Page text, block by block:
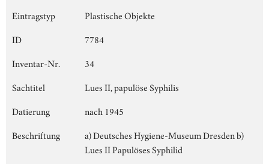
Eintragstyp
Plastische Objekte
ID
7784
Inventar-Nr.
34
Sachtitel
Lues II, papulöse Syphilis
Datierung
nach 1945
Beschriftung
a) Deutsches Hygiene-Museum Dresden b)
Lues II Papulöses Syphilid